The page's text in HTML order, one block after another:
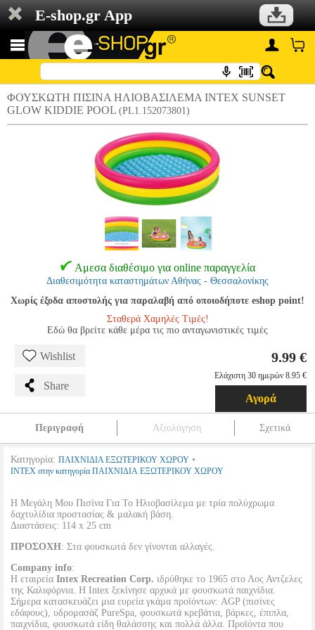
E-shop.gr App
ΦΟΥΣΚΩΤΗ ΠΙΣΙΝΑ ΗΛΙΟΒΑΣΙΛΕΜΑ INTEX SUNSET
GLOW KIDDIE POOL (PL1.152073801)
Αμεσα διαθέσιμο για online παραγγελία
Διαθεσιμότητα καταστημάτων Αθήνας - Θεσσαλονίκης
Χωρίς έξοδα αποστολής για παραλαβή από οποιοδήποτε eshop point!
Σταθερά Χαμηλές Τιμές!
Εδώ θα βρείτε κάθε μέρα τις πιο ανταγωνιστικές τιμές
Wishlist
Share
9.99 €
Ελάχιστη 30 ημερών 8.95 €
Αγορά
Περιγραφή Αξιολόγηση Σχετικά
Κατηγορία: ΠΑΙΧΝΙΔΙΑ ΕΞΩΤΕΡΙΚΟΥ ΧΩΡΟΥ •
INTEX στην κατηγορία ΠΑΙΧΝΙΔΙΑ ΕΞΩΤΕΡΙΚΟΥ ΧΩΡΟΥ
Η Μεγάλη Μου Πισίνα Για Το Ηλιοβασίλεμα με τρία πολύχρωμα
δαχτυλίδια προστασίας & μαλακή βάση.
Διαστάσεις: 114 x 25 cm
ΠΡΟΣΟΧΗ: Στα φουσκωτά δεν γίνονται αλλαγές.
Company info:
Η εταιρεία Intex Recreation Corp. ιδρύθηκε το 1965 στο Λος Αντζελες
της Καλιφόρνια. Η Intex ξεκίνησε αρχικά με φουσκωτά παιχνίδια.
Σήμερα κατασκευάζει μια ευρεία γκάμα προϊόντων: AGP (πισίνες
εδάφους), υδρομασάζ PureSpa, φουσκωτά κρεβάτια, βάρκες, έπιπλα,
παιχνίδια, φουσκωτά είδη θαλάσσης και πολλά άλλα. Προϊόντα που